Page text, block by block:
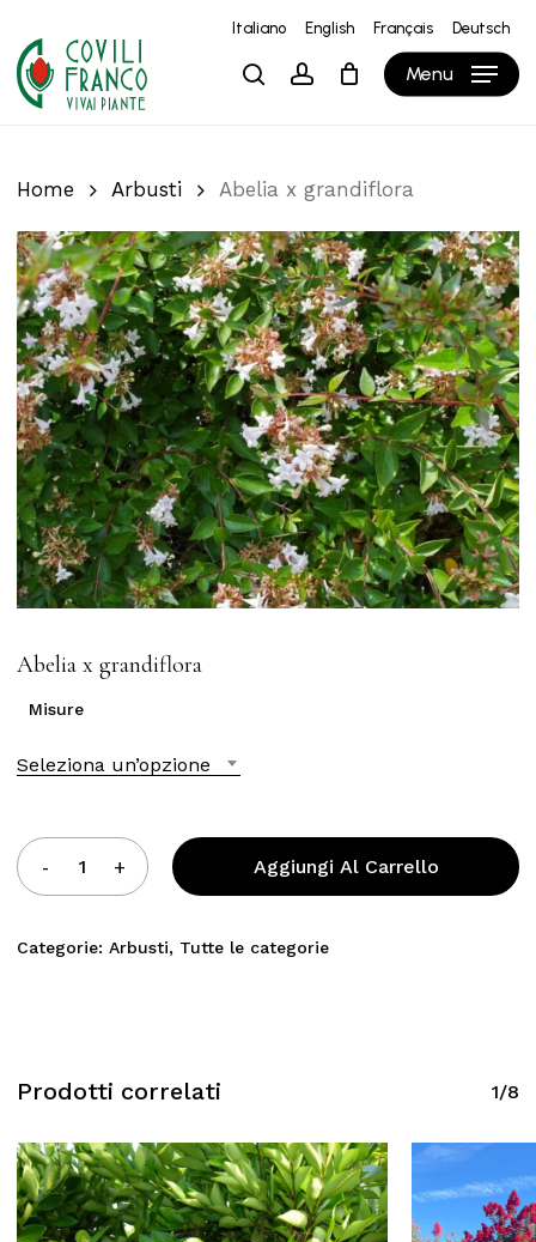
main
content
Italiano English Français Deutsch
searchaccount Menu
Carrello Close
Cart
Home Arbusti Abelia x grandiflora
Abelia x grandiflora
Misure
Seleziona un’opzione
Aggiungi Al Carrello
Categorie: Arbusti, Tutte le categorie
Prodotti correlati 1/8